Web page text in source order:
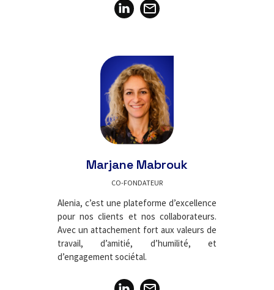
Marjane Mabrouk
CO-FONDATEUR
Alenia, c’est une plateforme d’excellence
pour nos clients et nos collaborateurs.
Avec un attachement fort aux valeurs de
travail, d’amitié, d’humilité, et
d’engagement sociétal.